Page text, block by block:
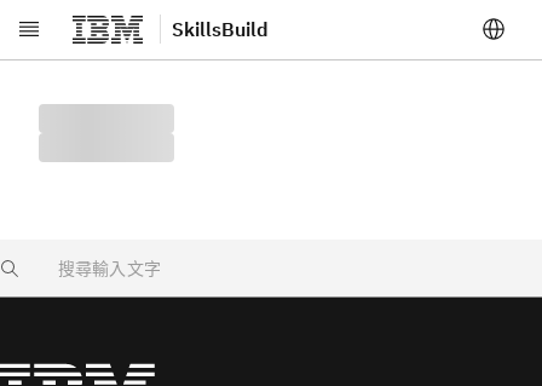
跳至主要內容 SkillsBuild
Search